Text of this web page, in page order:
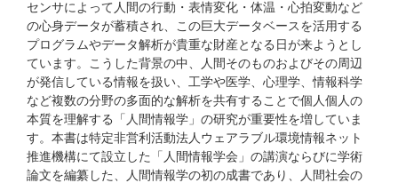
センサによって人間の行動・表情変化・体温・心拍変動など
の心身データが蓄積され、この巨大データベースを活用する
プログラムやデータ解析が貴重な財産となる日が来ようとし
ています。こうした背景の中、人間そのものおよびその周辺
が発信している情報を扱い、工学や医学、心理学、情報科学
など複数の分野の多面的な解析を共有することで個人個人の
本質を理解する「人間情報学」の研究が重要性を増していま
す。本書は特定非営利活動法人ウェアラブル環境情報ネット
推進機構にて設立した「人間情報学会」の講演ならびに学術
論文を編纂した、人間情報学の初の成書であり、人間社会の